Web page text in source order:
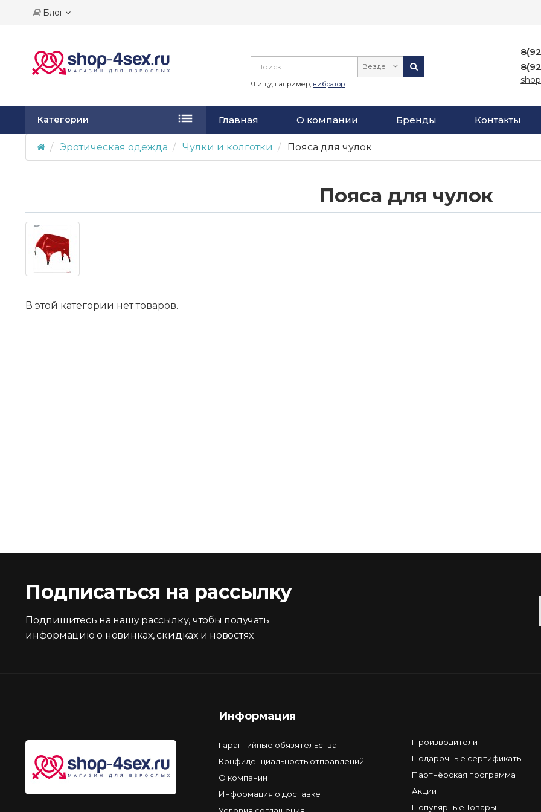
Блог
Везде
Я ищу, например, вибратор
Главная О компании Бренды Контакты
Категории
Эротическая одежда Чулки и колготки Пояса для чулок
Пояса для чулок
В этой категории нет товаров.
Подписаться на рассылку
Подпишитесь на нашу рассылку, чтобы получать
информацию о новинках, скидках и новостях
Информация
Гарантийные обязятельства
Конфиденциальность отправлений
О компании
Информация о доставке
Производители
Подарочные сертификаты
Партнёрская программа
Акции
Популярные Товары